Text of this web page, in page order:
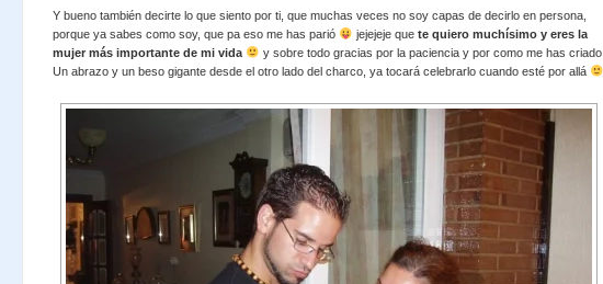
Y bueno también decirte lo que siento por ti, que muchas veces no soy capas de decirlo en persona,
porque ya sabes como soy, que pa eso me has parió
jejejeje quete quiero muchísimo y eres la
mujer más importante de mi vida
y sobre todo gracias por la paciencia y por como me has criado.
Un abrazo y un beso gigante desde el otro lado del charco, ya tocará celebrarlo cuando esté por allá